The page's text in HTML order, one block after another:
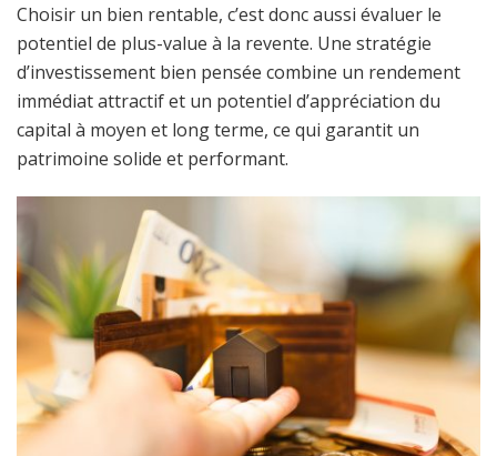
Choisir un bien rentable, c’est donc aussi évaluer le
potentiel de plus-value à la revente. Une stratégie
d’investissement bien pensée combine un rendement
immédiat attractif et un potentiel d’appréciation du
capital à moyen et long terme, ce qui garantit un
patrimoine solide et performant.